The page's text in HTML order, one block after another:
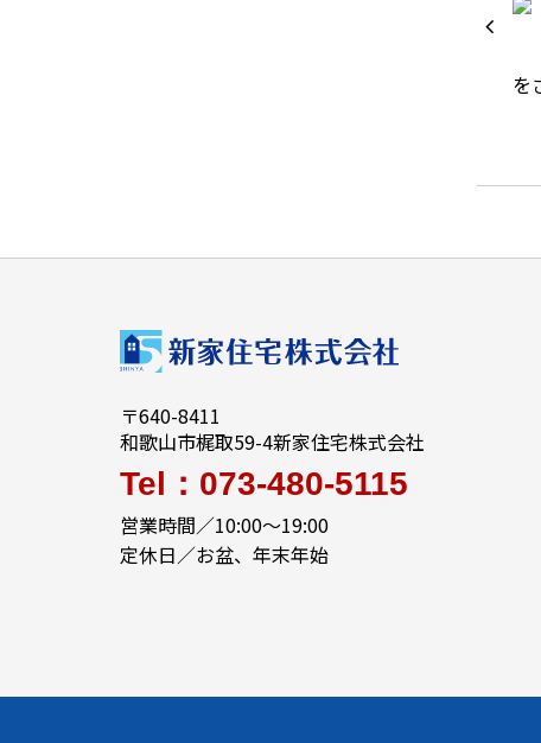
〒640-8411
和歌山市梶取59-4新家住宅株式会社
Tel：073-480-5115
営業時間／10:00～19:00
定休日／お盆、年末年始